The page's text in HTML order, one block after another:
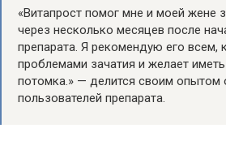
«Витапрост помог мне и моей жене
через несколько месяцев после
препарата. Я рекомендую его всем,
проблемами зачатия и желает
потомка.» — делится своим опытом
пользователей препарата.